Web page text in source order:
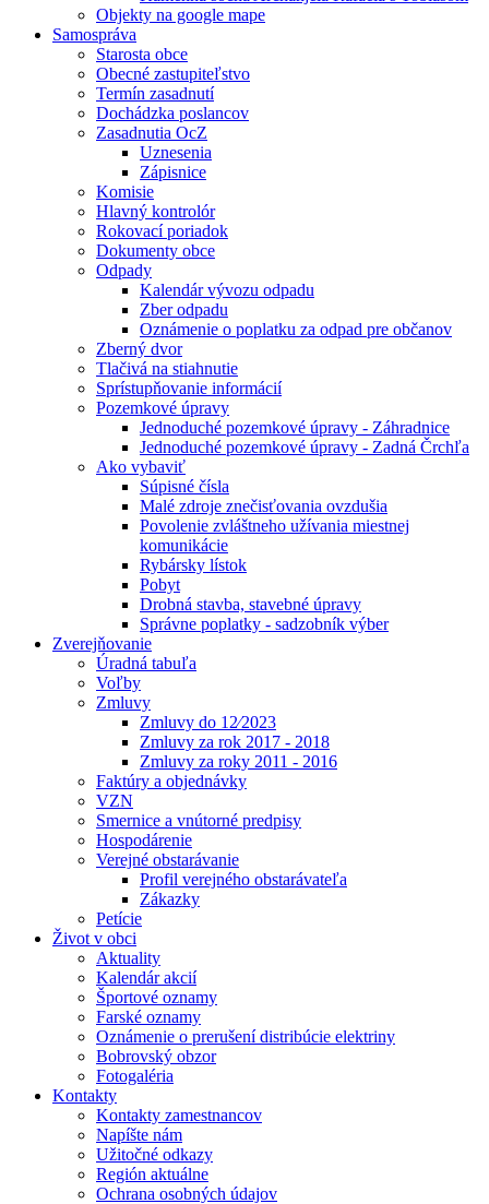
Objekty na google mape
Samospráva
Starosta obce
Obecné zastupiteľstvo
Termín zasadnutí
Dochádzka poslancov
Zasadnutia OcZ
Uznesenia
Zápisnice
Komisie
Hlavný kontrolór
Rokovací poriadok
Dokumenty obce
Odpady
Kalendár vývozu odpadu
Zber odpadu
Oznámenie o poplatku za odpad pre občanov
Zberný dvor
Tlačivá na stiahnutie
Sprístupňovanie informácií
Pozemkové úpravy
Jednoduché pozemkové úpravy - Záhradnice
Jednoduché pozemkové úpravy - Zadná Črchľa
Ako vybaviť
Súpisné čísla
Malé zdroje znečisťovania ovzdušia
Povolenie zvláštneho užívania miestnej
komunikácie
Rybársky lístok
Pobyt
Drobná stavba, stavebné úpravy
Správne poplatky - sadzobník výber
Zverejňovanie
Úradná tabuľa
Voľby
Zmluvy
Zmluvy do 12⁄2023
Zmluvy za rok 2017 - 2018
Zmluvy za roky 2011 - 2016
Faktúry a objednávky
VZN
Smernice a vnútorné predpisy
Hospodárenie
Verejné obstarávanie
Profil verejného obstarávateľa
Zákazky
Petície
Život v obci
Aktuality
Kalendár akcií
Športové oznamy
Farské oznamy
Oznámenie o prerušení distribúcie elektriny
Bobrovský obzor
Fotogaléria
Kontakty
Kontakty zamestnancov
Napíšte nám
Užitočné odkazy
Región aktuálne
Ochrana osobných údajov